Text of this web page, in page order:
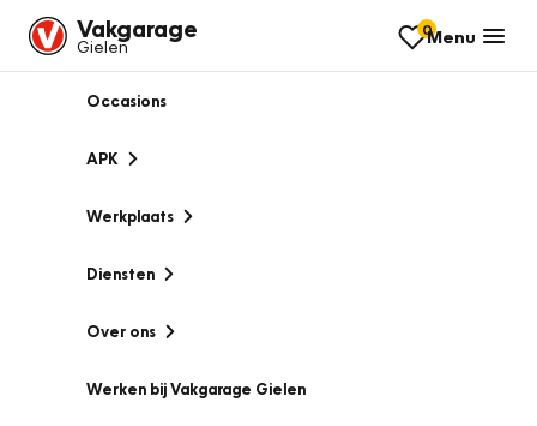
Vakgarage
Gielen
0Menu
Occasions
APK
Werkplaats
Diensten
Over ons
Werken bij Vakgarage Gielen